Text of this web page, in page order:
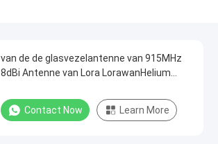
van de de glasvezelantenne van 915MHz
8dBi Antenne van Lora LorawanHelium
Contact Now Learn More